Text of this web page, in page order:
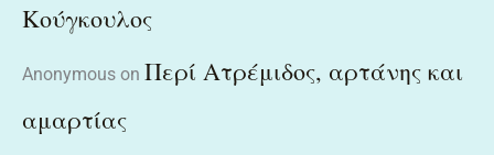
Κούγκουλος
Anonymous on Περί Ατρέμιδος, αρτάνης και
αμαρτίας